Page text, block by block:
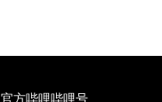
官方哔哩哔哩号